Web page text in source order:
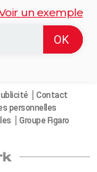
un exemple
Contact
personnelles
Groupe Figaro